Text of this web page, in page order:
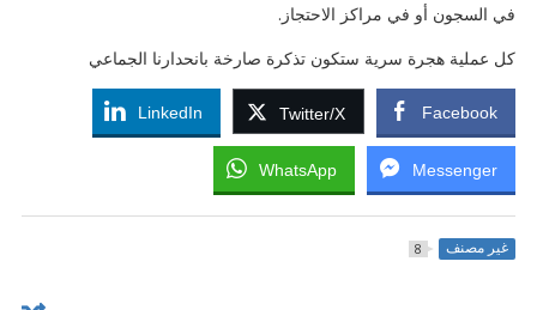
في السجون أو في مراكز الاحتجاز.
كل عملية هجرة سرية ستكون تذكرة صارخة بانحدارنا الجماعي
Facebook
Twitter/X
LinkedIn
Messenger
WhatsApp
غير مصنف 8